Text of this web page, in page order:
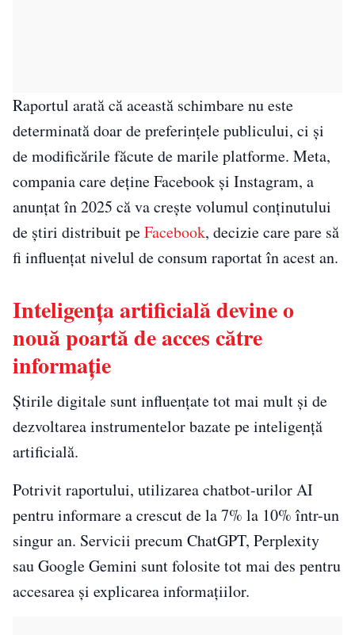
Raportul arată că această schimbare nu este
determinată doar de preferințele publicului, ci și
de modificările făcute de marile platforme. Meta,
compania care deține Facebook și Instagram, a
anunțat în 2025 că va crește volumul conținutului
de știri distribuit peFacebook, decizie care pare să
fi influențat nivelul de consum raportat în acest an.
Inteligența artificială devine o
nouă poartă de acces către
informație
Știrile digitale sunt influențate tot mai mult și de
dezvoltarea instrumentelor bazate pe inteligență
artificială.
Potrivit raportului, utilizarea chatbot-urilor AI
pentru informare a crescut de la 7% la 10% într-un
singur an. Servicii precum ChatGPT, Perplexity
sau Google Gemini sunt folosite tot mai des pentru
accesarea și explicarea informațiilor.